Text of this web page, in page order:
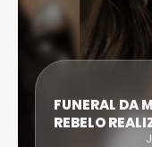
FUNERAL DA
REBELO